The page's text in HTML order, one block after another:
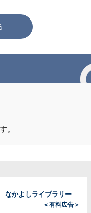
。
なかよしライブラリー
＜有料広告＞